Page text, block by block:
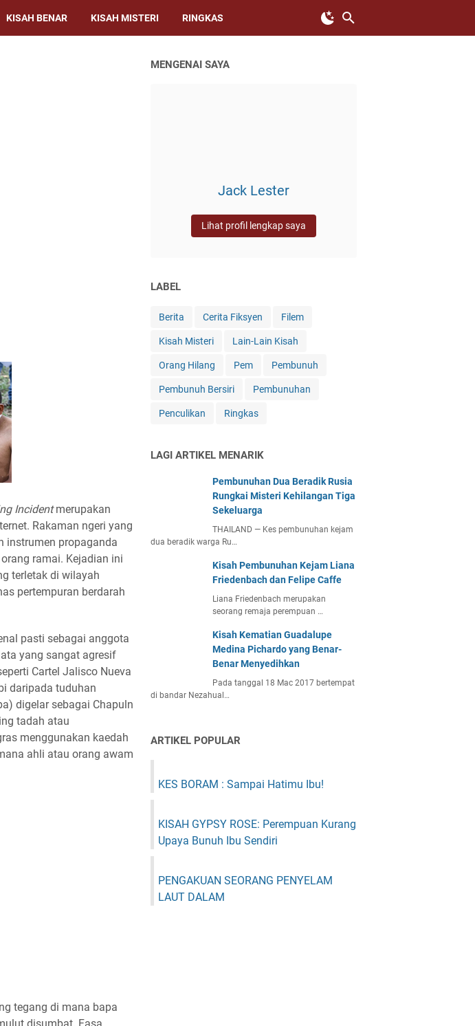
KISAH BENAR KISAH MISTERI RINGKAS
Incidentmerupakan
Rakaman ngeri yang
instrumen propaganda
ramai. Kejadian ini
terletak di wilayah
pertempuran berdarah
pasti sebagai anggota
yang sangat agresif
Cartel Jalisco Nueva
daripada tuduhan
digelar sebagai Chapuln
tadah atau
menggunakan kaedah
ahli atau orang awam
tegang di mana bapa
MENGENAI SAYA
Jack Lester
Lihat profil lengkap saya
LABEL
Berita Cerita Fiksyen Filem
Kisah Misteri Lain-Lain Kisah
Orang Hilang Pem Pembunuh
Pembunuh Bersiri Pembunuhan
Penculikan Ringkas
LAGI ARTIKEL MENARIK
Pembunuhan Dua Beradik Rusia
Rungkai Misteri Kehilangan Tiga
Sekeluarga
THAILAND — Kes pembunuhan kejam
dua beradik warga Ru…
Kisah Pembunuhan Kejam Liana
Friedenbach dan Felipe Caffe
Liana Friedenbach merupakan
seorang remaja perempuan …
Kisah Kematian Guadalupe
Medina Pichardo yang Benar-
Benar Menyedihkan
Pada tanggal 18 Mac 2017 bertempat
di bandar Nezahual…
ARTIKEL POPULAR
KES BORAM : Sampai Hatimu Ibu!
KISAH GYPSY ROSE: Perempuan Kurang
Upaya Bunuh Ibu Sendiri
PENGAKUAN SEORANG PENYELAM
LAUT DALAM